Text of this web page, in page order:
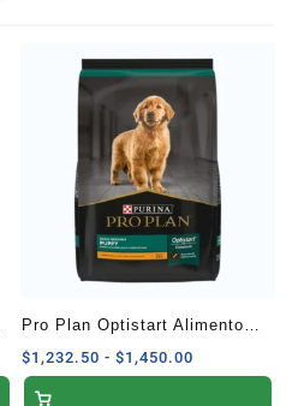
Pro Plan Optistart Alimento
Seco Cachorros Raza Mediana
Receta Pollo y Arroz 13 kg
$1,232.50 - $1,450.00
de